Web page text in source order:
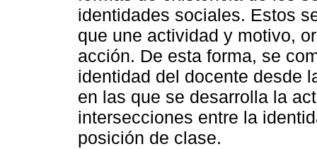
identidades sociales. Estos
que une actividad y motivo,
acción. De esta forma, se
identidad del docente desde
en las que se desarrolla la
intersecciones entre la
posición de clase.